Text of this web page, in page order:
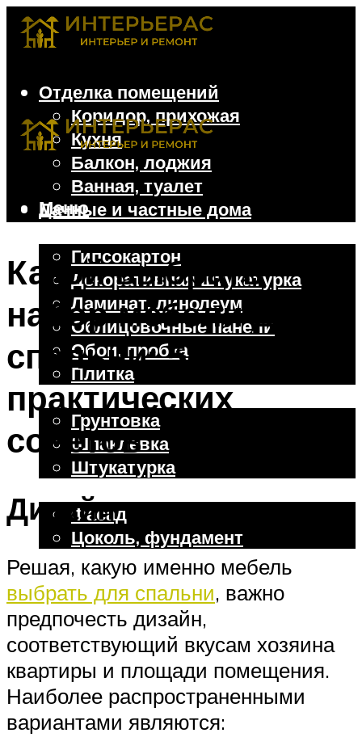
Отделка помещений
Коридор, прихожая
Кухня
Балкон, лоджия
Ванная, туалет
Дачные и частные дома
Гипсокартон
Декоративная штукатурка
Ламинат, линолеум
Облицовочные панели
Обои, пробка
Плитка
Отделочные работы
Грунтовка
Шпаклевка
Штукатурка
Внешняя отделка
Фасад
Цоколь, фундамент
Меню
Меню
Какой выбрать
набор мебели для
спальни: 5
практических
советов
Дизайн и стиль
Решая, какую именно мебель
выбрать для спальни, важно
предпочесть дизайн,
соответствующий вкусам хозяина
квартиры и площади помещения.
Наиболее распространенными
вариантами являются: